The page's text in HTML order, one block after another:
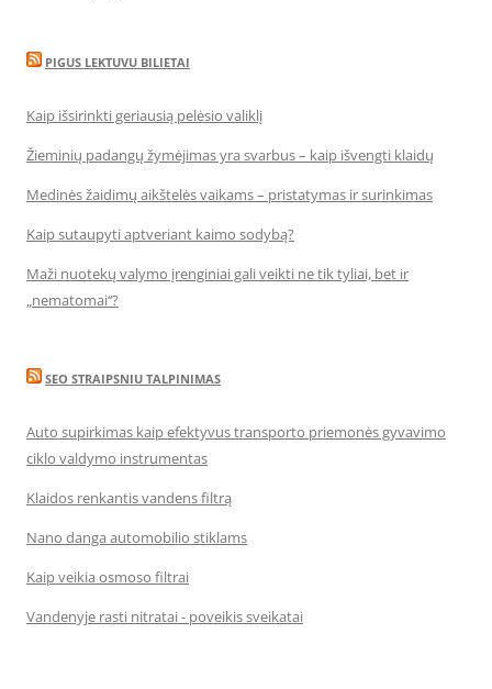
PIGUS LEKTUVU BILIETAI
Kaip išsirinkti geriausią pelėsio valiklį
Žieminių padangų žymėjimas yra svarbus – kaip išvengti klaidų
Medinės žaidimų aikštelės vaikams – pristatymas ir surinkimas
Kaip sutaupyti aptveriant kaimo sodybą?
Maži nuotekų valymo įrenginiai gali veikti ne tik tyliai, bet ir
„nematomai‘‘?
SEO STRAIPSNIU TALPINIMAS
Auto supirkimas kaip efektyvus transporto priemonės gyvavimo
ciklo valdymo instrumentas
Klaidos renkantis vandens filtrą
Nano danga automobilio stiklams
Kaip veikia osmoso filtrai
Vandenyje rasti nitratai - poveikis sveikatai